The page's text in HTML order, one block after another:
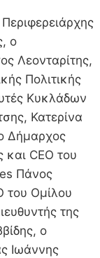
ο
Λεονταρίτης,
Πολιτικής
Κυκλάδων
Κατερίνα
Δήμαρχος
CEO του
Πάνος
του Ομίλου
της
ο
Ιωάννης